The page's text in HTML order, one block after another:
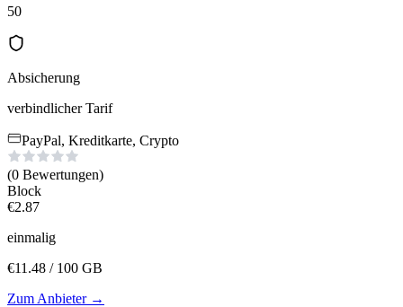
50
Absicherung
verbindlicher Tarif
PayPal, Kreditkarte, Crypto
(0 Bewertungen)
Block
€2.87
einmalig
€11.48 / 100 GB
Zum Anbieter→